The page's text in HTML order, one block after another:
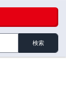
検索